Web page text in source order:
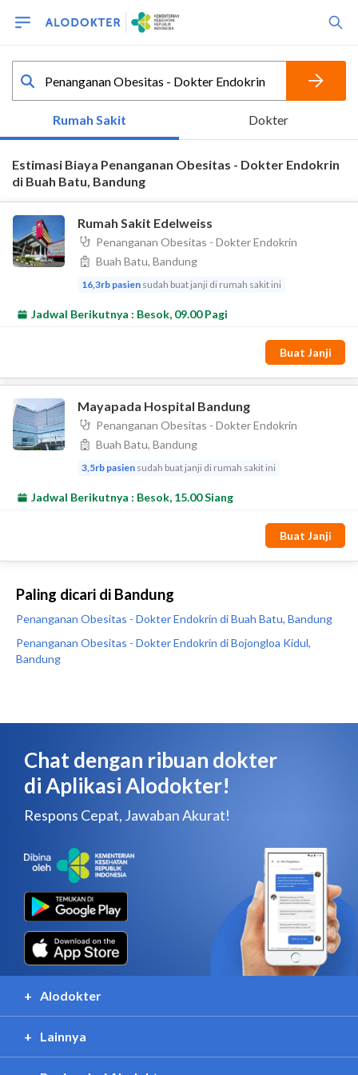
Paling dicari di Bandung
Penanganan Obesitas - Dokter Endokrin di Buah Batu, Bandung
Penanganan Obesitas - Dokter Endokrin di Bojongloa Kidul,
Bandung